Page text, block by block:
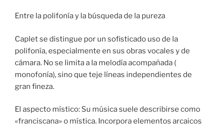
Entre la polifonía y la búsqueda de la pureza
Caplet se distingue por un sofisticado uso de la
polifonía, especialmente en sus obras vocales y de
cámara. No se limita a la melodía acompañada (
monofonía), sino que teje líneas independientes de
gran fineza.
El aspecto místico: Su música suele describirse como
«franciscana» o mística. Incorpora elementos arcaicos